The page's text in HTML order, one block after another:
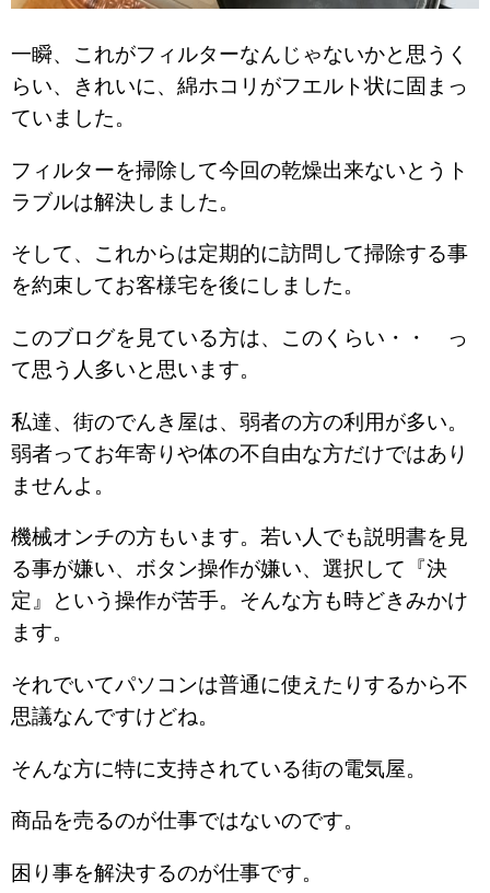
一瞬、これがフィルターなんじゃないかと思うく
らい、きれいに、綿ホコリがフエルト状に固まっ
ていました。
フィルターを掃除して今回の乾燥出来ないとうト
ラブルは解決しました。
そして、これからは定期的に訪問して掃除する事
を約束してお客様宅を後にしました。
このブログを見ている方は、このくらい・・ っ
て思う人多いと思います。
私達、街のでんき屋は、弱者の方の利用が多い。
弱者ってお年寄りや体の不自由な方だけではあり
ませんよ。
機械オンチの方もいます。若い人でも説明書を見
る事が嫌い、ボタン操作が嫌い、選択して『決
定』という操作が苦手。そんな方も時どきみかけ
ます。
それでいてパソコンは普通に使えたりするから不
思議なんですけどね。
そんな方に特に支持されている街の電気屋。
商品を売るのが仕事ではないのです。
困り事を解決するのが仕事です。